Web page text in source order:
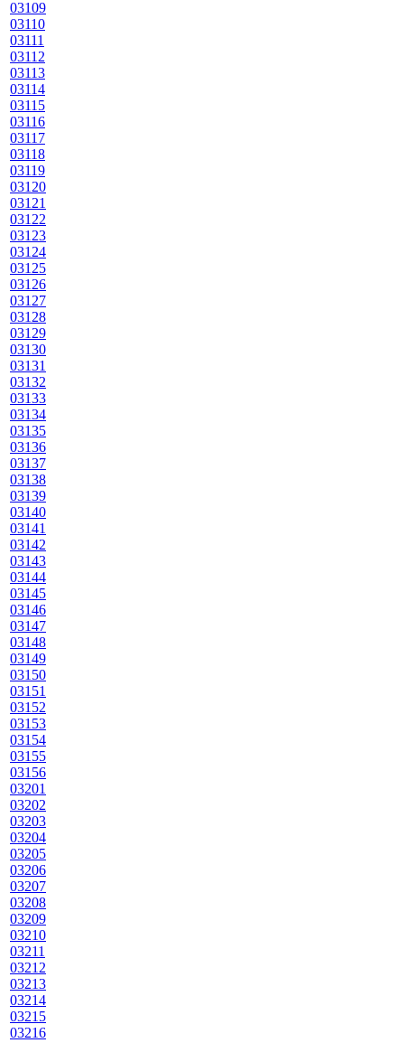
03109
03110
03111
03112
03113
03114
03115
03116
03117
03118
03119
03120
03121
03122
03123
03124
03125
03126
03127
03128
03129
03130
03131
03132
03133
03134
03135
03136
03137
03138
03139
03140
03141
03142
03143
03144
03145
03146
03147
03148
03149
03150
03151
03152
03153
03154
03155
03156
03201
03202
03203
03204
03205
03206
03207
03208
03209
03210
03211
03212
03213
03214
03215
03216